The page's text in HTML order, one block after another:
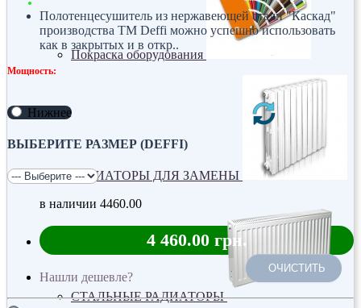
Покраска оборудования
РАДИАТОРЫ ДЛЯ ЗАМЕНЫ
СТАЛЬНЫЕ РАДИАТОРЫ
Полотенцесушитель из нержавеющей стали "Каскад"
производства ТМ Deffi можно успешно использовать
как в закрытых и в откр..
Мощность:
Нижнее
ВЫБЕРИТЕ РАЗМЕР (DEFFI)
в наличии 4460.00
4 460.00 грн.
Нашли дешевле?
ОЧИСТИТЬ